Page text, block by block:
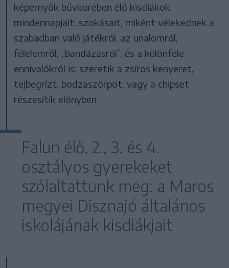
képernyők bűvkörében élő kisdiákok
mindennapjait, szokásait, miként vélekednek a
szabadban való játékról, az unalomról,
félelemről, „bandázásról”, és a különféle
ennivalókról is: szeretik a zsíros kenyeret,
tejbegrízt, bodzaszörpöt, vagy a chipset
részesítik előnyben.
Falun élő, 2., 3. és 4.
osztályos gyerekeket
szólaltattunk meg: a Maros
megyei Disznajó általános
iskolájának kisdiákjait